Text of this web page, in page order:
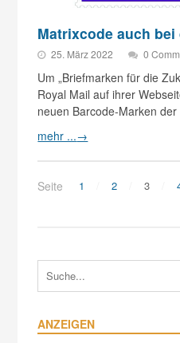
Matrixcode auch bei
25. März 2022 0
Um „Briefmarken für die
Royal Mail auf ihrer
neuen Barcode-Marken
mehr ...→
Seite 1 2 3
ANZEIGEN